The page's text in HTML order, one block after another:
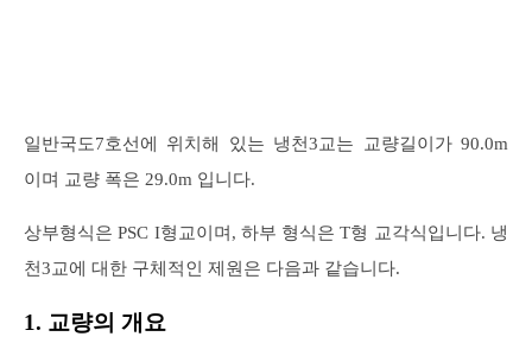
일반국도7호선에 위치해 있는 냉천3교는 교량길이가 90.0m
이며 교량 폭은 29.0m 입니다.
상부형식은 PSC I형교이며, 하부 형식은 T형 교각식입니다. 냉
천3교에 대한 구체적인 제원은 다음과 같습니다.
1. 교량의 개요